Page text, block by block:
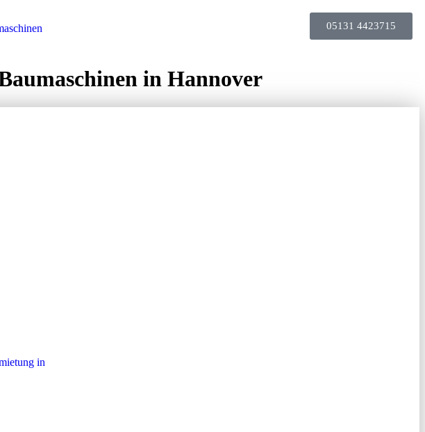
05131 4423715
in Hannover
in